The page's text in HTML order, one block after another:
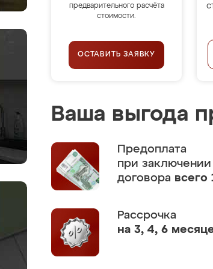
предварительного расчёта
стоимости.
ОСТАВИТЬ ЗАЯВКУ
Ваша выгода
Предоплата
при заключении
договора всего
Рассрочка
на 3, 4, 6